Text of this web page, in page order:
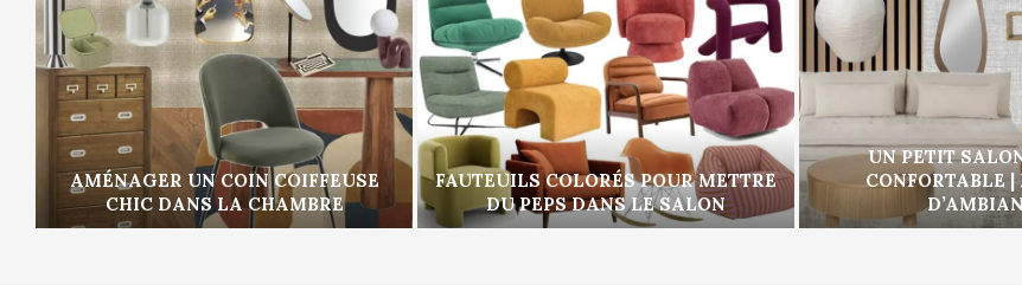
AMÉNAGER UN COIN COIFFEUSE
CHIC DANS LA CHAMBRE
FAUTEUILS COLORÉS POUR METTRE
DU PEPS DANS LE SALON
UN PETIT
CONFORTABLE